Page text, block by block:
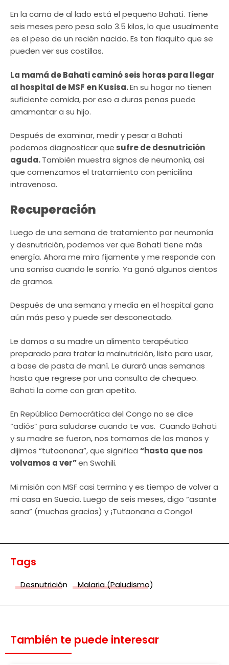
En la cama de al lado está el pequeño Bahati. Tiene
seis meses pero pesa solo 3.5 kilos, lo que usualmente
es el peso de un recién nacido. Es tan flaquito que se
pueden ver sus costillas.
La mamá de Bahati caminó seis horas para llegar
al hospital de MSF en Kusisa.En su hogar no tienen
suficiente comida, por eso a duras penas puede
amamantar a su hijo.
Después de examinar, medir y pesar a Bahati
podemos diagnosticar que sufre de desnutrición
aguda.También muestra signos de neumonía, asi
que comenzamos el tratamiento con penicilina
intravenosa.
Recuperación
Luego de una semana de tratamiento por neumonía
y desnutrición, podemos ver que Bahati tiene más
energía. Ahora me mira fijamente y me responde con
una sonrisa cuando le sonrío. Ya ganó algunos cientos
de gramos.
Después de una semana y media en el hospital gana
aún más peso y puede ser desconectado.
Le damos a su madre un alimento terapéutico
preparado para tratar la malnutrición, listo para usar,
a base de pasta de maní. Le durará unas semanas
hasta que regrese por una consulta de chequeo.
Bahati la come con gran apetito.
En República Democrática del Congo no se dice
“adiós” para saludarse cuando te vas. Cuando Bahati
y su madre se fueron, nos tomamos de las manos y
dijimos “tutaonana”, que significa “hasta que nos
volvamos a ver”en Swahili.
Mi misión con MSF casi termina y es tiempo de volver a
mi casa en Suecia. Luego de seis meses, digo “asante
sana” (muchas gracias) y ¡Tutaonana a Congo!
Tags
Desnutrición Malaria (Paludismo)
También te puede interesar